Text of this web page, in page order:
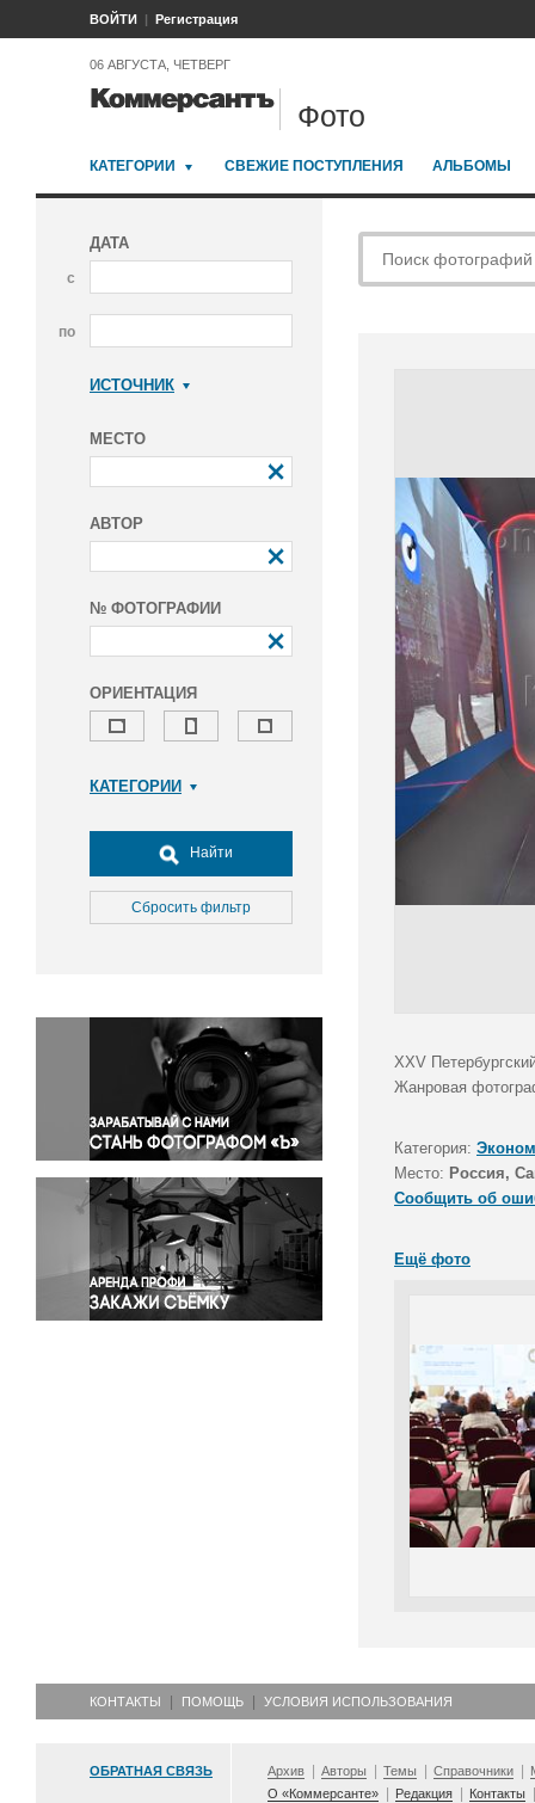
ВОЙТИ Регистрация
06 АВГУСТА, ЧЕТВЕРГ
Фото
КАТЕГОРИИ СВЕЖИЕ ПОСТУПЛЕНИЯ АЛЬБОМЫ
ДАТА
с
по
ИСТОЧНИК
МЕСТО
АВТОР
№ ФОТОГРАФИИ
ОРИЕНТАЦИЯ
КАТЕГОРИИ
Досуг, туризм и отдых
Культура
Медицина
Окружающая среда
Политика
Правосудие
Происшествия и конфликты
Религия
Светская жизнь
Спорт
Экология
Экономика и бизнес
Найти
Сбросить фильтр
XXV
Жанровая
Категория:
Место: Россия,
Сообщить об
Ещё фото
КОНТАКТЫ ПОМОЩЬ УСЛОВИЯ ИСПОЛЬЗОВАНИЯ
ОБРАТНАЯ СВЯЗЬ Архив Авторы Темы Справочники
О «Коммерсанте»
Редакция Контакты